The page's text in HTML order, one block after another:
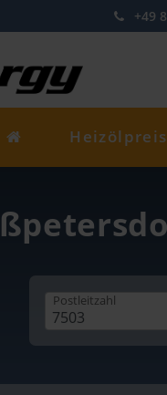
+49
Postleitzahl